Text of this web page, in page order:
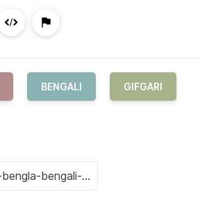
BENGALI GIFGARI